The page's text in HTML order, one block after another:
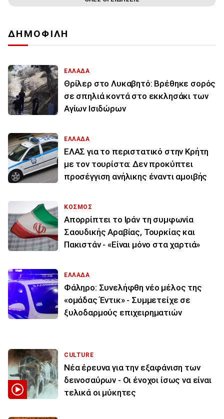
ΔΗΜΟΦΙΛΗ
ΕΛΛΑΔΑ
Θρίλερ στο Λυκαβητό: Βρέθηκε σορός
σε σπηλιά κοντά στο εκκλησάκι των
Αγίων Ισιδώρων
ΕΛΛΑΔΑ
ΕΛΑΣ για το περιστατικό στην Κρήτη
με τον τουρίστα: Δεν προκύπτει
προσέγγιση ανήλικης έναντι αμοιβής
ΚΟΣΜΟΣ
Απορρίπτει το Ιράν τη συμφωνία
Σαουδικής Αραβίας, Τουρκίας και
Πακιστάν - «Είναι μόνο στα χαρτιά»
ΕΛΛΑΔΑ
Φάληρο: Συνελήφθη νέο μέλος της
«ομάδας Έντικ» - Συμμετείχε σε
ξυλοδαρμούς επιχειρηματιών
CULTURE
Νέα έρευνα για την εξαφάνιση των
δεινοσαύρων - Οι ένοχοι ίσως να είναι
τελικά οι μύκητες